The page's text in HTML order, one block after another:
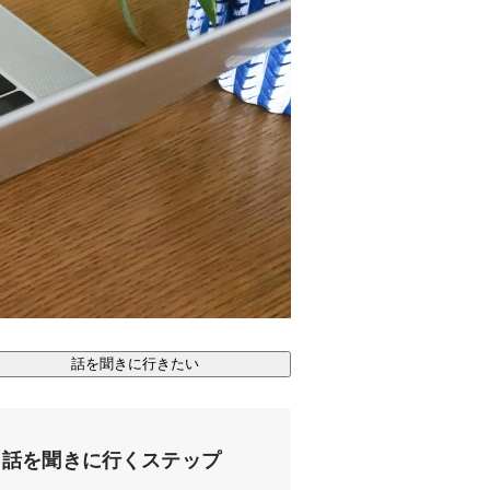
話を聞きに行きたい
話を聞きに行くステップ